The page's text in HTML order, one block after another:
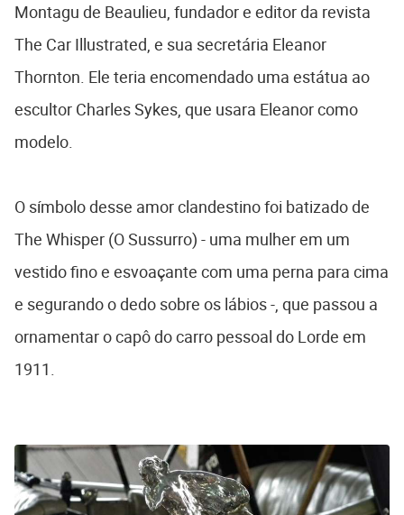
Montagu de Beaulieu, fundador e editor da revista
The Car Illustrated, e sua secretária Eleanor
Thornton. Ele teria encomendado uma estátua ao
escultor Charles Sykes, que usara Eleanor como
modelo.
O símbolo desse amor clandestino foi batizado de
The Whisper (O Sussurro) - uma mulher em um
vestido fino e esvoaçante com uma perna para cima
e segurando o dedo sobre os lábios -, que passou a
ornamentar o capô do carro pessoal do Lorde em
1911.